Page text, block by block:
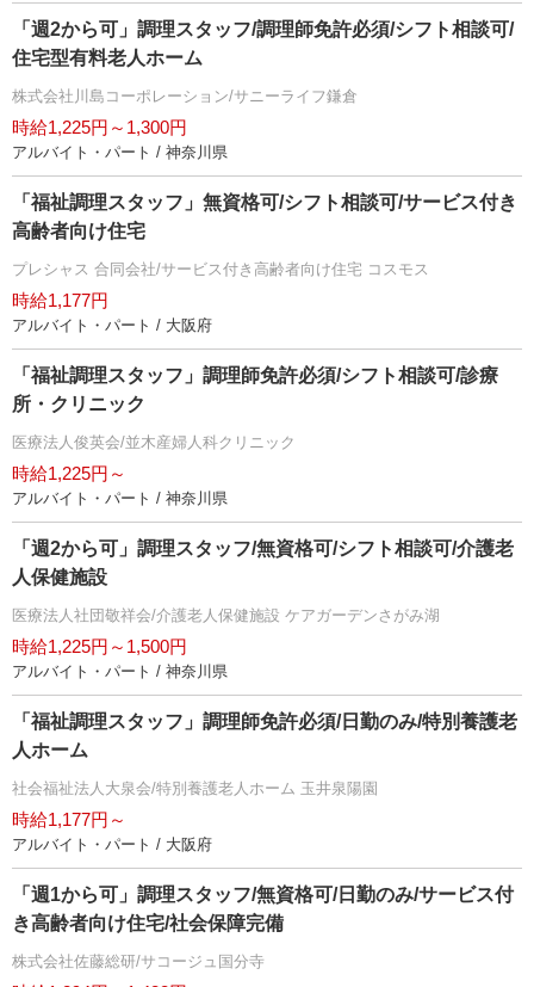
「週2から可」調理スタッフ/調理師免許必須/シフト相談可/
住宅型有料老人ホーム
株式会社川島コーポレーション/サニーライフ鎌倉
時給1,225円～1,300円
アルバイト・パート / 神奈川県
「福祉調理スタッフ」無資格可/シフト相談可/サービス付き
高齢者向け住宅
プレシャス 合同会社/サービス付き高齢者向け住宅 コスモス
時給1,177円
アルバイト・パート / 大阪府
「福祉調理スタッフ」調理師免許必須/シフト相談可/診療
所・クリニック
医療法人俊英会/並木産婦人科クリニック
時給1,225円～
アルバイト・パート / 神奈川県
「週2から可」調理スタッフ/無資格可/シフト相談可/介護老
人保健施設
医療法人社団敬祥会/介護老人保健施設 ケアガーデンさがみ湖
時給1,225円～1,500円
アルバイト・パート / 神奈川県
「福祉調理スタッフ」調理師免許必須/日勤のみ/特別養護老
人ホーム
社会福祉法人大泉会/特別養護老人ホーム 玉井泉陽園
時給1,177円～
アルバイト・パート / 大阪府
「週1から可」調理スタッフ/無資格可/日勤のみ/サービス付
き高齢者向け住宅/社会保障完備
株式会社佐藤総研/サコージュ国分寺